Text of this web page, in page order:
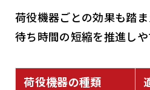
荷役機器ごとの効果も踏
待ち時間の短縮を推進しや
荷役機器の種類